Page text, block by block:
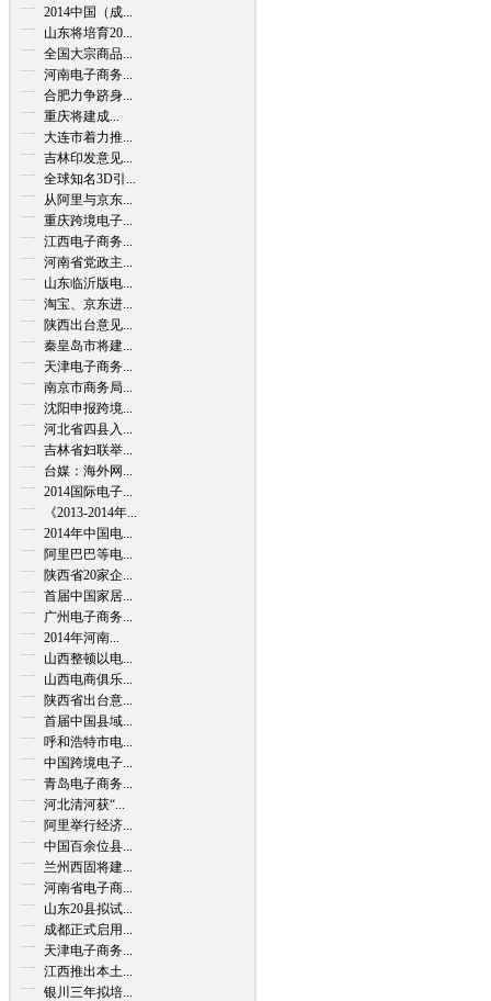
2014中国（成...
山东将培育20...
全国大宗商品...
河南电子商务...
合肥力争跻身...
重庆将建成...
大连市着力推...
吉林印发意见...
全球知名3D引...
从阿里与京东...
重庆跨境电子...
江西电子商务...
河南省党政主...
山东临沂版电...
淘宝、京东进...
陕西出台意见...
秦皇岛市将建...
天津电子商务...
南京市商务局...
沈阳申报跨境...
河北省四县入...
吉林省妇联举...
台媒：海外网...
2014国际电子...
《2013-2014年...
2014年中国电...
阿里巴巴等电...
陕西省20家企...
首届中国家居...
广州电子商务...
2014年河南...
山西整顿以电...
山西电商俱乐...
陕西省出台意...
首届中国县域...
呼和浩特市电...
中国跨境电子...
青岛电子商务...
河北清河获“...
阿里举行经济...
中国百余位县...
兰州西固将建...
河南省电子商...
山东20县拟试...
成都正式启用...
天津电子商务...
江西推出本土...
银川三年拟培...